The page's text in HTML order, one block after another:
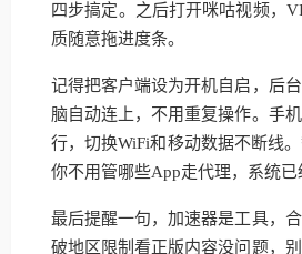
四步搞定。之后打开咪咕视频，
质随意拖进度条。
记得把客户端设为开机自启，后
脑自动连上，不用重复操作。手
行，切换WiFi和移动数据不断线
你不用管哪些App走代理，系统已
最后提醒一句，加速器是工具，
破地区限制看正版内容没问题，别